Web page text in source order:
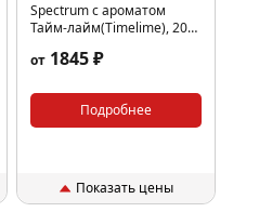
Spectrum с ароматом
Тайм-лайм(Timelime), 200
от 1845 ₽
Подробнее
Показать цены